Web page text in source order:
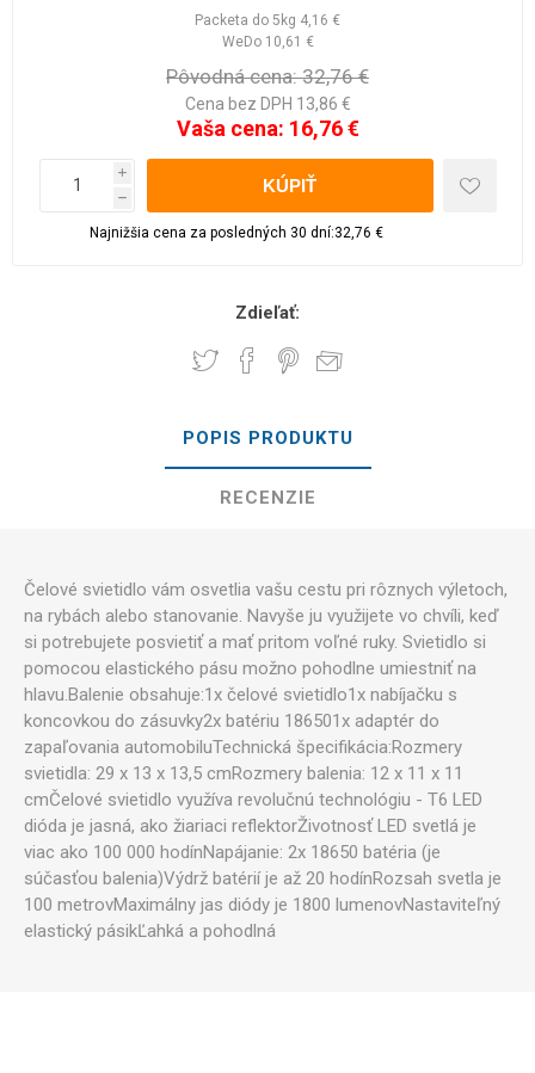
Packeta do 5kg 4,16 €
WeDo 10,61 €
Pôvodná cena: 32,76 €
Cena bez DPH 13,86 €
Vaša cena: 16,76 €
i
h
Najnižšia cena za posledných 30 dní:32,76 €
Zdieľať:
POPIS PRODUKTU
RECENZIE
Čelové svietidlo vám osvetlia vašu cestu pri rôznych výletoch,
na rybách alebo stanovanie. Navyše ju využijete vo chvíli, keď
si potrebujete posvietiť a mať pritom voľné ruky. Svietidlo si
pomocou elastického pásu možno pohodlne umiestniť na
hlavu.Balenie obsahuje:1x čelové svietidlo1x nabíjačku s
koncovkou do zásuvky2x batériu 186501x adaptér do
zapaľovania automobiluTechnická špecifikácia:Rozmery
svietidla: 29 x 13 x 13,5 cmRozmery balenia: 12 x 11 x 11
cmČelové svietidlo využíva revolučnú technológiu - T6 LED
dióda je jasná, ako žiariaci reflektorŽivotnosť LED svetlá je
viac ako 100 000 hodínNapájanie: 2x 18650 batéria (je
súčasťou balenia)Výdrž batérií je až 20 hodínRozsah svetla je
100 metrovMaximálny jas diódy je 1800 lumenovNastaviteľný
elastický pásikĽahká a pohodlná